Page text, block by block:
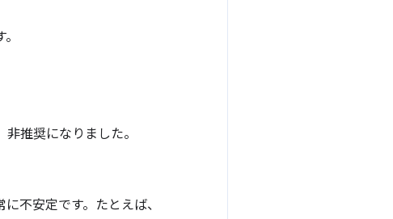
推奨になりました。
不安定です。たとえば、